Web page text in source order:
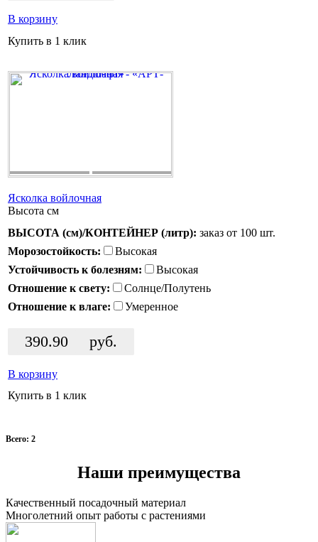
В корзину
Купить в 1 клик
Ясколка войлочная
Высота см
ВЫСОТА (см)/КОНТЕЙНЕР (литр): заказ от 100 шт.
Морозостойкость:
Высокая
Устойчивость к болезням:
Высокая
Отношение к свету:
Солнце/Полутень
Отношение к влаге:
Умеренное
390.90 руб.
В корзину
Купить в 1 клик
Всего: 2
Наши преимущества
Качественный посадочный материал
Многолетний опыт работы с растениями